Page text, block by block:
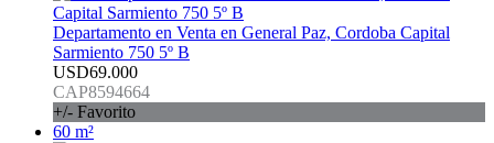
Departamento en Venta en General Paz, Cordoba Capital
Sarmiento 750 5º B
USD69.000
CAP8594664
+/- Favorito
60 m²